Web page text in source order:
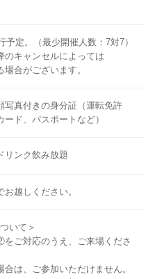
予定。（最少開催人数：7対7）
キャンセルによっては
合がございます。
写真付きの身分証（運転免許
ド、パスポートなど）
リンク飲み放題
越しください。
いて＞
ご対応のうえ、ご来場くださ
は、ご参加いただけません。